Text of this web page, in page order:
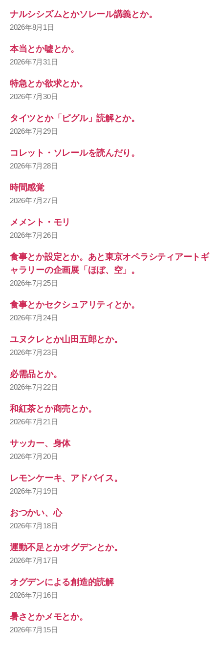
ナルシシズムとかソレール講義とか。
2026年8月1日
本当とか嘘とか。
2026年7月31日
特急とか欲求とか。
2026年7月30日
タイツとか「ピグル」読解とか。
2026年7月29日
コレット・ソレールを読んだり。
2026年7月28日
時間感覚
2026年7月27日
メメント・モリ
2026年7月26日
食事とか設定とか。あと東京オペラシティアートギ
ャラリーの企画展「ほぼ、空」。
2026年7月25日
食事とかセクシュアリティとか。
2026年7月24日
ユヌクレとか山田五郎とか。
2026年7月23日
必需品とか。
2026年7月22日
和紅茶とか商売とか。
2026年7月21日
サッカー、身体
2026年7月20日
レモンケーキ、アドバイス。
2026年7月19日
おつかい、心
2026年7月18日
運動不足とかオグデンとか。
2026年7月17日
オグデンによる創造的読解
2026年7月16日
暑さとかメモとか。
2026年7月15日